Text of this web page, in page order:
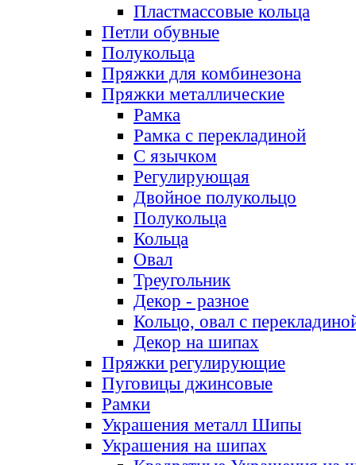
Пластмассовые кольца
Петли обувные
Полукольца
Пряжки для комбинезона
Пряжки металлические
Рамка
Рамка с перекладиной
С язычком
Регулирующая
Двойное полукольцо
Полукольца
Кольца
Овал
Треугольник
Декор - разное
Кольцо, овал с
Декор на шипах
Пряжки регулирующие
Пуговицы джинсовые
Рамки
Украшения металл Шипы
Украшения на шипах